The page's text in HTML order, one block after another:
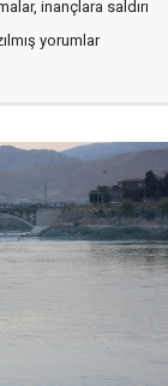
inançlara saldırı
yorumlar